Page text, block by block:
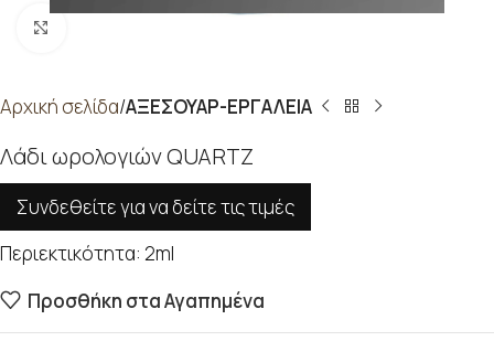
Αρχική σελίδα ΑΞΕΣΟΥΑΡ-ΕΡΓΑΛΕΙΑ
Λάδι ωρολογιών QUARTZ
Συνδεθείτε για να δείτε τις τιμές
Περιεκτικότητα: 2ml
Προσθήκη στα Αγαπημένα